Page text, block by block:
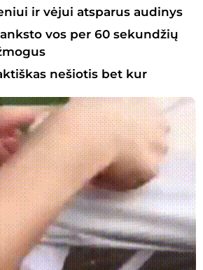
ir vėjui atsparus audinys
vos per 60 sekundžių
nešiotis bet kur